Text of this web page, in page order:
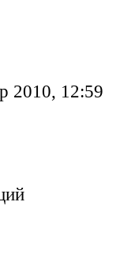
2010, 12:59